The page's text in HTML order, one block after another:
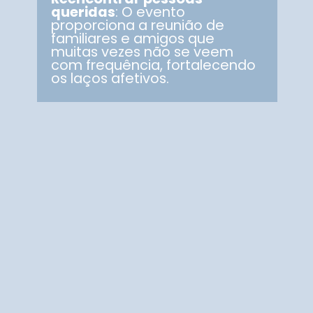
queridas: O evento
proporciona a reunião de
familiares e amigos que
muitas vezes não se veem
com frequência, fortalecendo
os laços afetivos.